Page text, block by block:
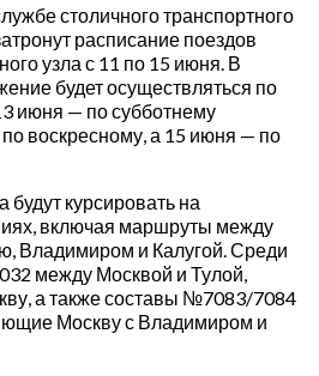
столичного транспортного
расписание поездов
узла с 11 по 15 июня. В
будет осуществляться по
июня — по субботнему
воскресному, а 15 июня — по
курсировать на
включая маршруты между
Владимиром и Калугой. Среди
между Москвой и Тулой,
а также составы №7083/7084
Москву с Владимиром и